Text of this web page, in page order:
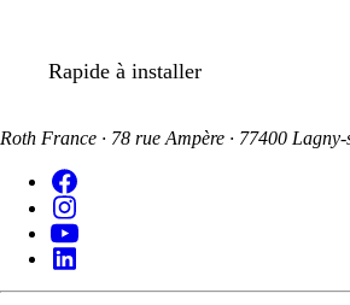
Rapide à installer
Roth France · 78 rue Ampère · 77400